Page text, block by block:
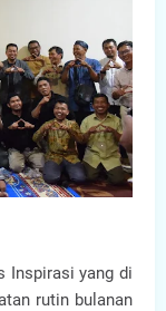
Inspirasi yang di
rutin bulanan